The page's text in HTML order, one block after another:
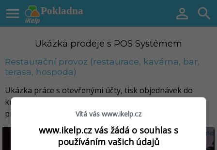
Pokladna
  
Ukázka prodeje s POS Systémem
Restaurační provoz (restaurace, kavárna, bar,
terasa, hospoda)
Ukázka práce s otevřenými účty, tisk objednávek do
kuchyně – bonovačky a tisk dokladu v restauračním
provozu s POS systémem iKelp Pokladna.
Vítá vás www.ikelp.cz
www.ikelp.cz vás žádá o souhlas s
používáním vašich údajů